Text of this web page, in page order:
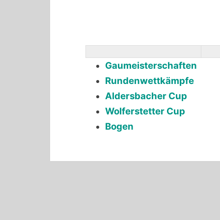
Gaumeisterschaften
Rundenwettkämpfe
Aldersbacher Cup
Wolferstetter Cup
Bogen